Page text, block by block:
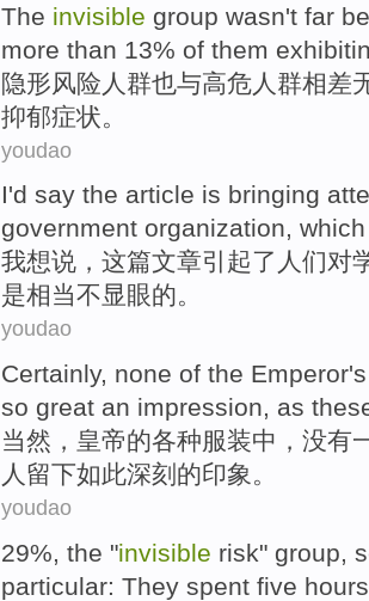
The invisible group wasn't far
more than 13% of them
隐形风险 人群也与高危人群相差
抑郁症状。
youdao
I'd say the article is bringing
government organization, which
我想说 ， 这篇文章引起了 人们对
是相当不显眼的。
youdao
Certainly, none of the Emperor
so great an impression, as
当然 ， 皇帝的各种服装中， 没有
人留下如此深刻的印象 。
youdao
29%, the "invisible risk" group,
particular: They spent five hours